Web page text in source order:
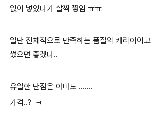
없이 넣었다가 살짝 찧임 ㅠㅠ
일단 전체적으로 만족하는 품질의 캐리어이
썼으면 좋겠다..
유일한 단점은 아마도 .......
가격..? ㅋ